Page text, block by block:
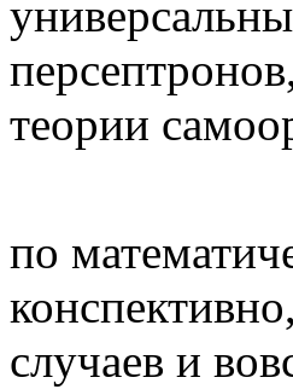
теории
Многие
по
случаев и